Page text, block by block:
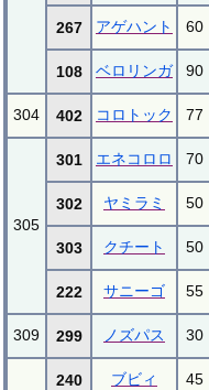
267 アゲハント 60
108 ベロリンガ 90
304 402 コロトック 77
305
301 エネコロロ 70
302 ヤミラミ 50
303 クチート 50
222 サニーゴ 55
309 299 ノズパス 30
240 ブビィ 45